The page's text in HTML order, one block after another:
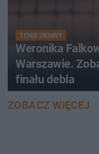
TENIS ZIEMNY
Weronika
Warszawie.
finału debla
ZOBACZ WIĘCEJ